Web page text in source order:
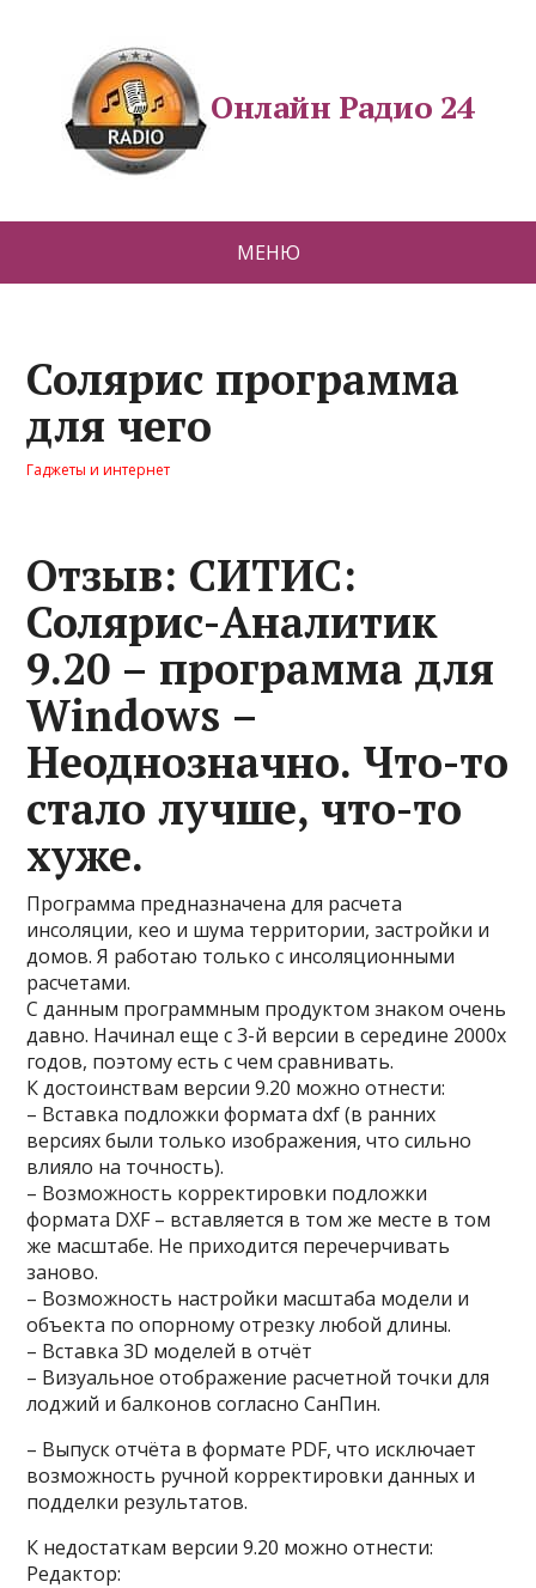
Онлайн Радио 24
МЕНЮ
Солярис программа
для чего
Гаджеты и интернет
Отзыв: СИТИС:
Солярис-Аналитик
9.20 – программа для
Windows –
Неоднозначно. Что-то
стало лучше, что-то
хуже.
Программа предназначена для расчета
инсоляции, кео и шума территории, застройки и
домов. Я работаю только с инсоляционными
расчетами.
С данным программным продуктом знаком очень
давно. Начинал еще с 3-й версии в середине 2000х
годов, поэтому есть с чем сравнивать.
К достоинствам версии 9.20 можно отнести:
– Вставка подложки формата dxf (в ранних
версиях были только изображения, что сильно
влияло на точность).
– Возможность корректировки подложки
формата DXF – вставляется в том же месте в том
же масштабе. Не приходится перечерчивать
заново.
– Возможность настройки масштаба модели и
объекта по опорному отрезку любой длины.
– Вставка 3D моделей в отчёт
– Визуальное отображение расчетной точки для
лоджий и балконов согласно СанПин.
– Выпуск отчёта в формате PDF, что исключает
возможность ручной корректировки данных и
подделки результатов.
К недостаткам версии 9.20 можно отнести:
Редактор: